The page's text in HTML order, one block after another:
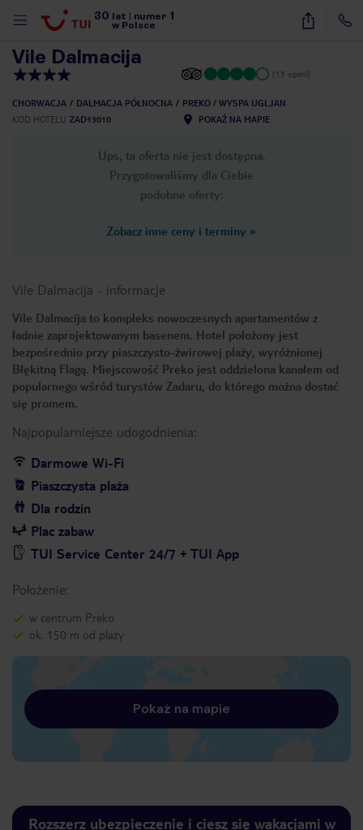
30 lat numer 1
w Polsce
35
Vile Dalmacija
(13 opinii)
CHORWACJA DALMACJA PÓŁNOCNA
PREKO / WYSPA UGLJAN
KOD HOTELU ZAD13010 POKAŻ NA MAPIE
Ups, ta oferta nie jest dostępna.
Przygotowaliśmy dla Ciebie
podobne oferty:
Zobacz inne ceny i terminy »
Vile Dalmacija - informacje
Vile Dalmacija to kompleks nowoczesnych apartamentów z
ładnie zaprojektowanym basenem. Hotel położony jest
bezpośrednio przy piaszczysto-żwirowej plaży, wyróżnionej
Błękitną Flagą. Miejscowość Preko jest oddzielona kanałem od
popularnego wśród turystów Zadaru, do którego można dostać
się promem.
Najpopularniejsze udogodnienia:
Darmowe Wi-Fi
Piaszczysta plaża
Dla rodzin
Plac zabaw
TUI Service Center 24/7 + TUI App
Położenie:
w centrum Preko
ok. 150 m od plaży
Pokaż na mapie
Rozszerz ubezpieczenie i ciesz się wakacjami w